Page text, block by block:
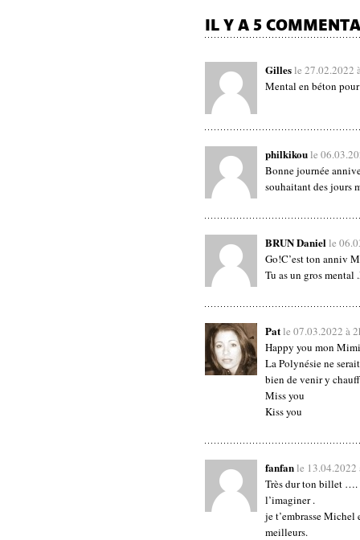
IL Y A 5
Gillesle 27.02.2022
Mental en béton
philkikoule
Bonne journée
souhaitant des jours
BRUN Danielle
Go!C’est ton anniv
Tu as un gros mental
Patle 07.03.2022 à
Happy you mon
La Polynésie ne
bien de venir y
Miss you
Kiss you
fanfanle 13.04.2022
Très dur ton billet ….
l’imaginer .
je t’embrasse
meilleurs.